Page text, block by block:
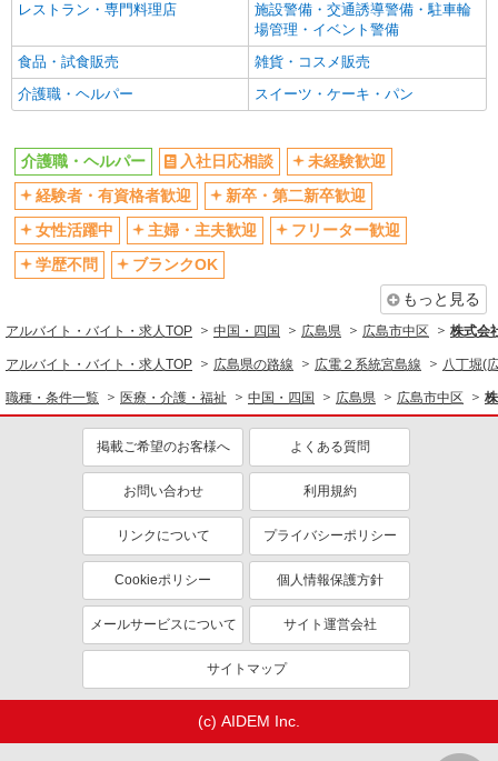
レストラン・専門料理店
施設警備・交通誘導警備・駐車輪
場管理・イベント警備
食品・試食販売
雑貨・コスメ販売
介護職・ヘルパー
スイーツ・ケーキ・パン
介護職・ヘルパー 入社日応相談
未経験歓迎
経験者・有資格者歓迎
新卒・第二新卒歓迎
女性活躍中
主婦・主夫歓迎
フリーター歓迎
学歴不問
ブランクOK
もっと見る
アルバイト・バイト・求人TOP 中国・四国 広島県 広島市中区 株式会
アルバイト・バイト・求人TOP 広島県の路線 広電２系統宮島線 八丁堀(
職種・条件一覧 医療・介護・福祉 中国・四国 広島県 広島市中区
掲載ご希望のお客様へ よくある質問
お問い合わせ 利用規約
リンクについて プライバシーポリシー
Cookieポリシー 個人情報保護方針
メールサービスについて サイト運営会社
サイトマップ
(c) AIDEM Inc.